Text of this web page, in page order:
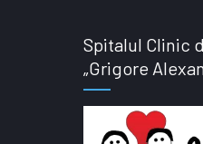
Spitalul Clinic
„Grigore